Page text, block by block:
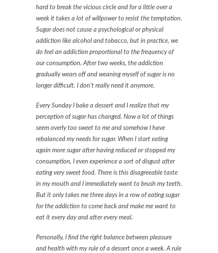
hard to break the vicious circle and for a little over a
week it takes a lot of willpower to resist the temptation.
Sugar does not cause a psychological or physical
addiction like alcohol and tobacco, but in practice, we
do feel an addiction proportional to the frequency of
our consumption. After two weeks, the addiction
gradually wears off and weaning myself of sugar is no
longer difficult. I don’t really need it anymore.
Every Sunday I bake a dessert and I realize that my
perception of sugar has changed. Now a lot of things
seem overly too sweet to me and somehow I have
rebalanced my needs for sugar. When I start eating
again more sugar after having reduced or stopped my
consumption, I even experience a sort of disgust after
eating very sweet food. There is this disagreeable taste
in my mouth and I immediately want to brush my teeth.
But it only takes me three days in a row of eating sugar
for the addiction to come back and make me want to
eat it every day and after every meal.
Personally, I find the right balance between pleasure
and health with my rule of a dessert once a week. A rule